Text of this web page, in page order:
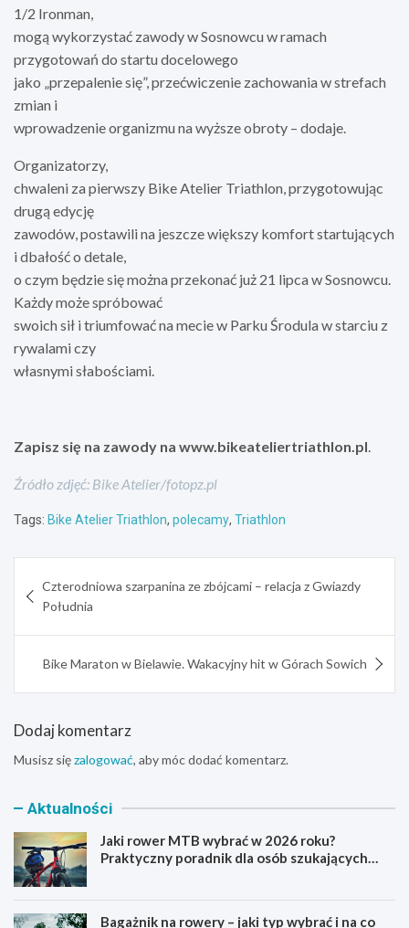
1/2 Ironman,
mogą wykorzystać zawody w Sosnowcu w ramach
przygotowań do startu docelowego
jako „przepalenie się”, przećwiczenie zachowania w strefach
zmian i
wprowadzenie organizmu na wyższe obroty – dodaje.
Organizatorzy,
chwaleni za pierwszy Bike Atelier Triathlon, przygotowując
drugą edycję
zawodów, postawili na jeszcze większy komfort startujących
i dbałość o detale,
o czym będzie się można przekonać już 21 lipca w Sosnowcu.
Każdy może spróbować
swoich sił i triumfować na mecie w Parku Środula w starciu z
rywalami czy
własnymi słabościami.
Zapisz się na zawody na www.bikeateliertriathlon.pl
Źródło zdjęć: Bike Atelier/fotopz.pl
Tags: Bike Atelier Triathlon, polecamy, Triathlon
wpisu
Czterodniowa szarpanina ze zbójcami – relacja z Gwiazdy
Południa
Bike Maraton w Bielawie. Wakacyjny hit w Górach Sowich
Dodaj komentarz
Musisz sięzalogować, aby móc dodać komentarz.
Aktualności
Jaki rower MTB wybrać w 2026 roku?
Praktyczny poradnik dla osób szukających
Bagażnik na rowery – jaki typ wybrać i na co